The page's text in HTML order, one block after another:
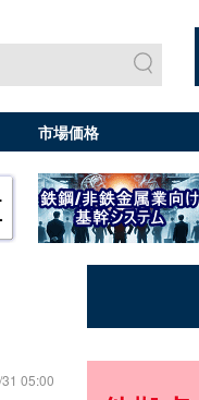
市場価格
05:00